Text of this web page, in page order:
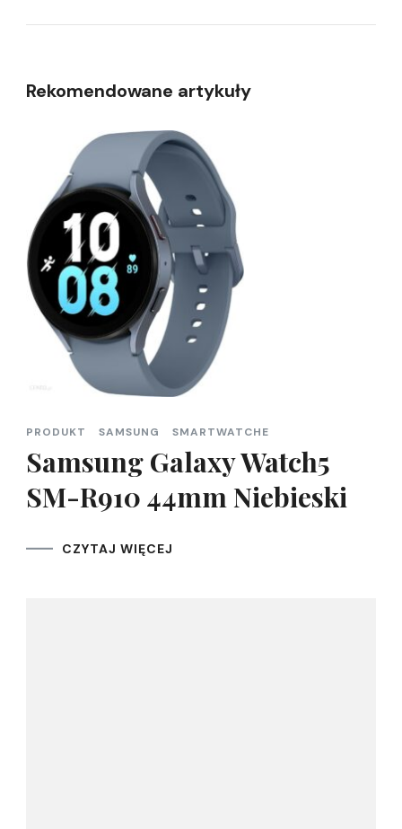
Rekomendowane artykuły
PRODUKT SAMSUNG SMARTWATCHE
Samsung Galaxy Watch5
SM-R910 44mm Niebieski
CZYTAJ WIĘCEJ